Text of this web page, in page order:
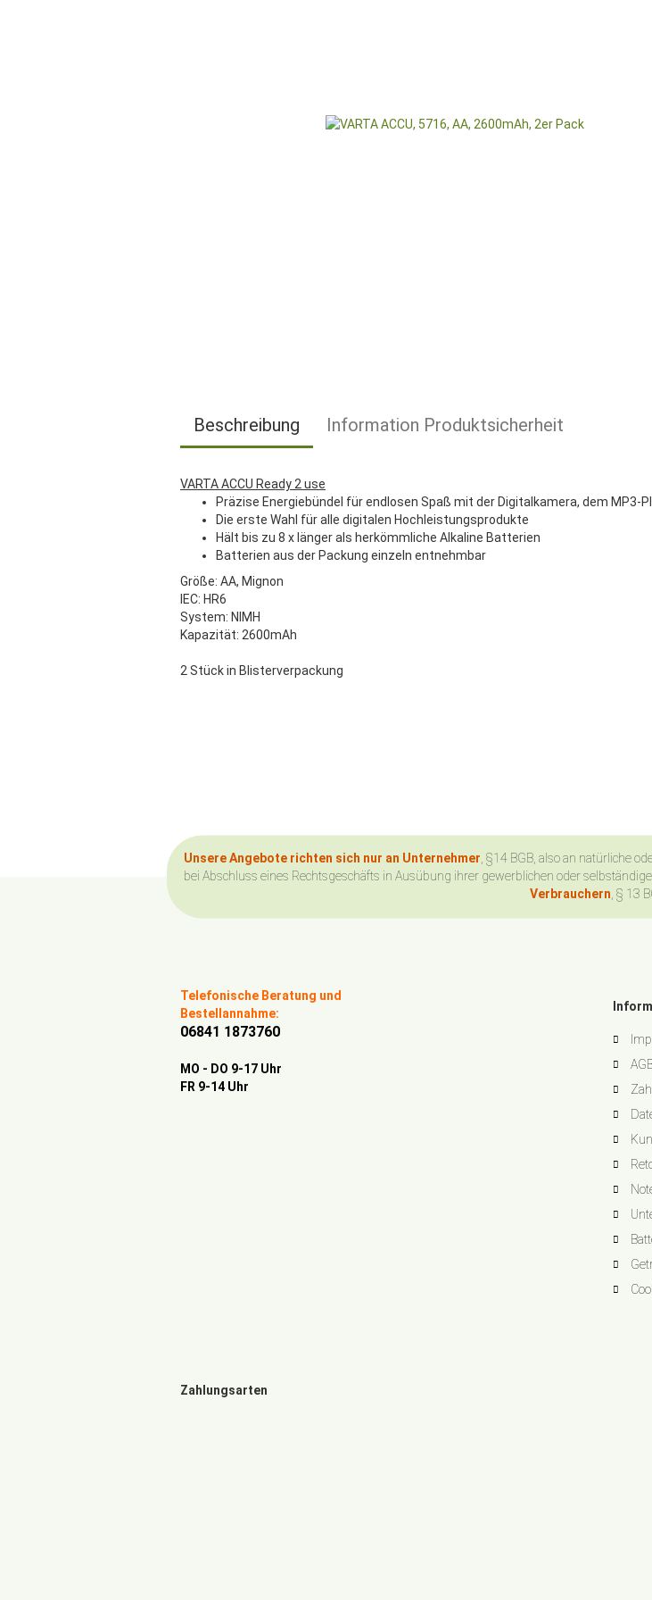
Beschreibung Information Produktsicherheit
VARTA ACCU Ready 2 use
Präzise Energiebündel für endlosen Spaß mit der Digitalkamera, dem MP3-
Die erste Wahl für alle digitalen Hochleistungsprodukte
Hält bis zu 8 x länger als herkömmliche Alkaline Batterien
Batterien aus der Packung einzeln entnehmbar
Größe: AA, Mignon
IEC: HR6
System: NIMH
Kapazität: 2600mAh
2 Stück in Blisterverpackung
Unsere Angebote richten sich nur an Unternehmer , §14 BGB, also an natürliche
bei Abschluss eines Rechtsgeschäfts in Ausübung ihrer gewerblichen oder
Verbrauchern , § 13
Telefonische Beratung und
Bestellannahme:
06841 1873760
MO - DO 9-17 Uhr
FR 9-14 Uhr
Zahlungsarten